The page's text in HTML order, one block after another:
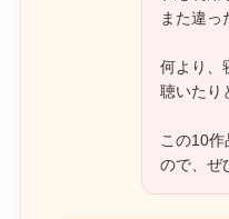
また違っ
何より、
聴いたり
この10作
ので、ぜ